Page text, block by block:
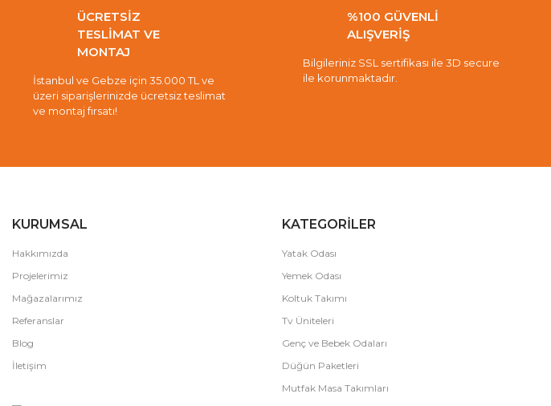
ÜCRETSİZ
TESLİMAT VE
MONTAJ
İstanbul ve Gebze için 35.000 TL ve
üzeri siparişlerinizde ücretsiz teslimat
ve montaj fırsatı!
%100 GÜVENLİ
ALIŞVERİŞ
Bilgileriniz SSL sertifikası ile 3D secure
ile korunmaktadır.
KURUMSAL
Hakkımızda
Projelerimiz
Mağazalarımız
Referanslar
Blog
İletişim
KATEGORİLER
Yatak Odası
Yemek Odası
Koltuk Takımı
Tv Üniteleri
Genç ve Bebek Odaları
Düğün Paketleri
Mutfak Masa Takımları